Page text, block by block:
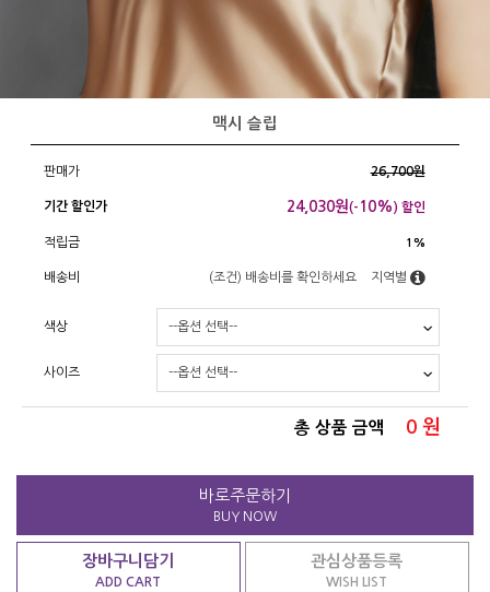
맥시 슬립
판매가 26,700원
기간 할인가 24,030원(- 10%) 할인
적립금 1%
배송비 (조건) 배송비를 확인하세요 지역별
색상
사이즈
총 상품 금액 0 원
바로주문하기
BUY NOW
장바구니담기
ADD CART
관심상품등록
WISH LIST